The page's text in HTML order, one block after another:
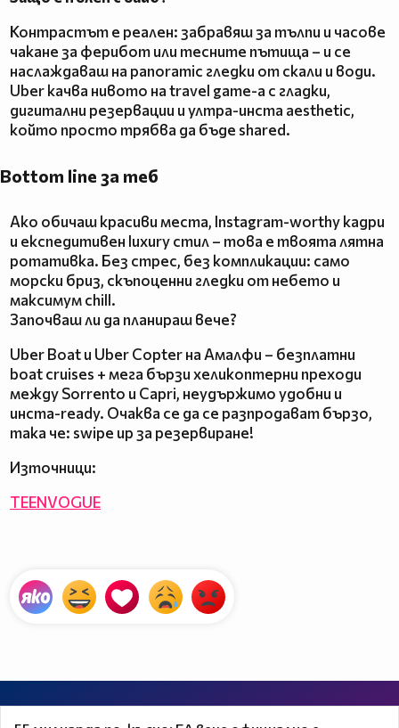
Контрастът е реален: забравяш за тълпи и часове
чакане за ферибот или тесните пътища – и се
наслаждаваш на panoramic гледки от скали и води.
Uber качва нивото на travel game-а с гладки,
дигитални резервации и ултра-инста aesthetic,
който просто трябва да бъде shared.
Bottom line за теб
Ако обичаш красиви места, Instagram-worthy кадри
и експедитивен luxury стил – това е твоята лятна
ротативка. Без стрес, без компликации: само
морски бриз, скъпоценни гледки от небето и
максимум chill.
Започваш ли да планираш вече?
Uber Boat и Uber Copter на Амалфи – безплатни
boat cruises + мега бързи хеликоптерни преходи
между Sorrento и Capri, неудържимо удобни и
инста-ready. Очаква се да се разпродават бързо,
така че: swipe up за резервиране!
Източници:
TEENVOGUE